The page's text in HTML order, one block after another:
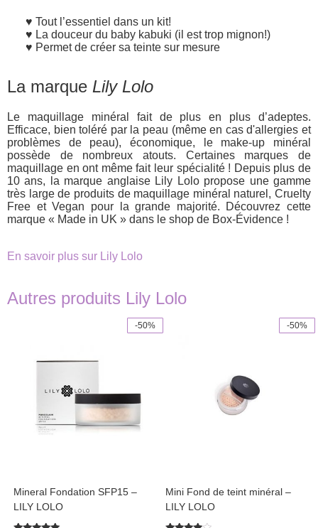
Tout l’essentiel dans un kit!
La douceur du baby kabuki (il est trop mignon!)
Permet de créer sa teinte sur mesure
La marque Lily Lolo
Le maquillage minéral fait de plus en plus d’adeptes.
Efficace, bien toléré par la peau (même en cas d'allergies et
problèmes de peau), économique, le make-up minéral
possède de nombreux atouts. Certaines marques de
maquillage en ont même fait leur spécialité ! Depuis plus de
10 ans, la marque anglaise Lily Lolo propose une gamme
très large de produits de maquillage minéral naturel, Cruelty
Free et Vegan pour la grande majorité. Découvrez cette
marque « Made in UK » dans le shop de Box-Évidence !
En savoir plus sur Lily Lolo
Autres produits Lily Lolo
-50%
Mineral Fondation SFP15 –
LILY LOLO
multiple
page
-50%
Mini Fond de teint minéral –
LILY LOLO
page